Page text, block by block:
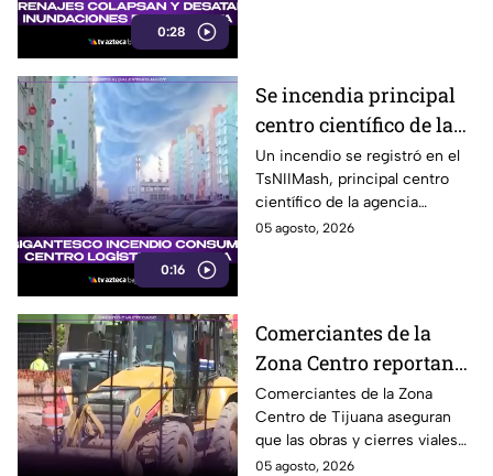
0:28
0:16
Se incendia principal
centro científico de la
agencia espacial rusa
Roscosmos
Un incendio se registró en el
TsNIIMash, principal centro
científico de la agencia
espacial rusa Roscosmos. El
05 agosto, 2026
Comerciantes de la
Zona Centro reportan
caída de hasta 40% por
obras en avenida
Revolución
Comerciantes de la Zona
Centro de Tijuana aseguran
que las obras y cierres viales
en la avenida Revolución han
05 agosto, 2026